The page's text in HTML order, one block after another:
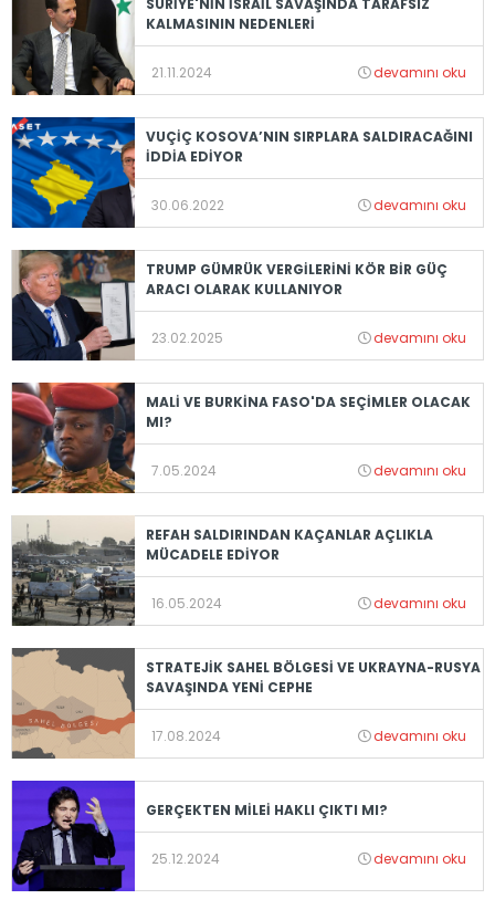
KALMASININ NEDENLERİ
21.11.2024 devamını oku
VUÇİÇ KOSOVA’NIN SIRPLARA SALDIRACAĞINI
İDDİA EDİYOR
30.06.2022 devamını oku
TRUMP GÜMRÜK VERGİLERİNİ KÖR BİR GÜÇ
ARACI OLARAK KULLANIYOR
23.02.2025 devamını oku
MALİ VE BURKİNA FASO'DA SEÇİMLER OLACAK
MI?
7.05.2024 devamını oku
REFAH SALDIRINDAN KAÇANLAR AÇLIKLA
MÜCADELE EDİYOR
16.05.2024 devamını oku
STRATEJİK SAHEL BÖLGESİ VE UKRAYNA-RUSYA
SAVAŞINDA YENİ CEPHE
17.08.2024 devamını oku
GERÇEKTEN MİLEİ HAKLI ÇIKTI MI?
25.12.2024 devamını oku